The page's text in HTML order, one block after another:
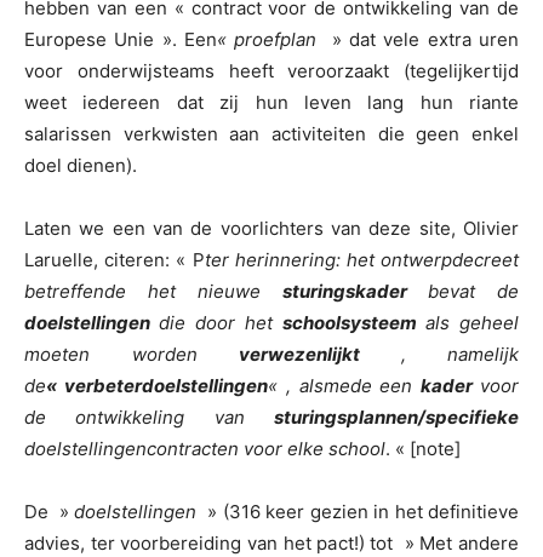
hebben van een « contract voor de ontwikkeling van de
Europese Unie ». Een« proefplan
» dat vele extra uren
voor onderwijsteams heeft veroorzaakt (tegelijkertijd
weet iedereen dat zij hun leven lang hun riante
salarissen verkwisten aan activiteiten die geen enkel
doel dienen).
Laten we een van de voorlichters van deze site, Olivier
Laruelle, citeren: « Pter herinnering: het ontwerpdecreet
betreffende het nieuwe sturingskader bevat de
doelstellingen die door het schoolsysteem als geheel
moeten worden verwezenlijkt , namelijk
de« verbeterdoelstellingen« , alsmede eenkader voor
de ontwikkeling van sturingsplannen/specifieke
doelstellingencontracten voor elke school. « [note]
De »doelstellingen » (316 keer gezien in het definitieve
advies, ter voorbereiding van het pact!) tot » Met andere